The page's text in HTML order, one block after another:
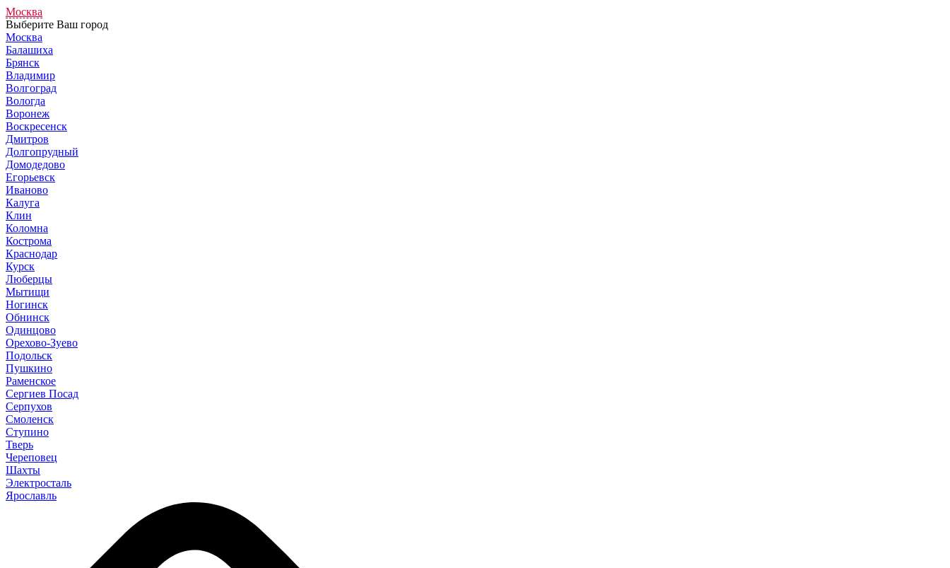
Москва
Выберите Ваш город
Москва
Балашиха
Брянск
Владимир
Волгоград
Вологда
Воронеж
Воскресенск
Дмитров
Долгопрудный
Домодедово
Егорьевск
Иваново
Калуга
Клин
Коломна
Кострома
Краснодар
Курск
Люберцы
Мытищи
Ногинск
Обнинск
Одинцово
Орехово-Зуево
Подольск
Пушкино
Раменское
Сергиев Посад
Серпухов
Смоленск
Ступино
Тверь
Череповец
Шахты
Электросталь
Ярославль